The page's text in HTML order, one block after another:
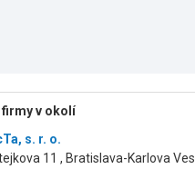
firmy v okolí
s. r. o.
11 , Bratislava-Karlova Ves